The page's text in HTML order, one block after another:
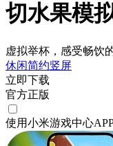
切水果模
虚拟举杯，感受畅饮
休闲简约竖屏
立即下载
官方正版
使用小米游戏中心